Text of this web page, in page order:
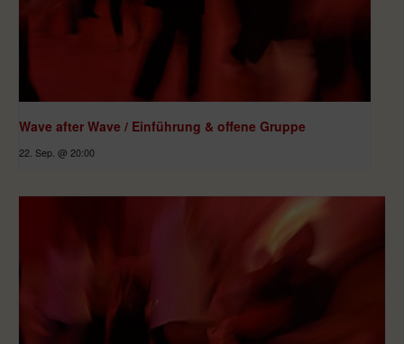
Wave after Wave / Einführung & offene Gruppe
22. Sep. @ 20:00